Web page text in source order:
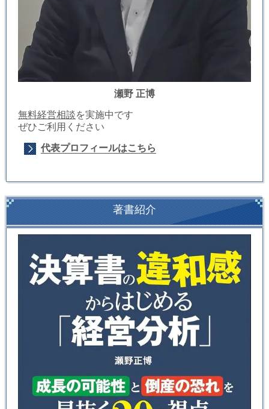
瀬野 正博
無料経営相談を実施中です
ぜひご利用ください
代表プロフィールはこちら
著書紹介